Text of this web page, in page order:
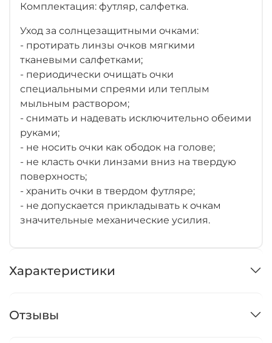
Комплектация: футляр, салфетка.
Уход за солнцезащитными очками:
- протирать линзы очков мягкими
тканевыми салфетками;
- периодически очищать очки
специальными спреями или теплым
мыльным раствором;
- снимать и надевать исключительно обеими
руками;
- не носить очки как ободок на голове;
- не класть очки линзами вниз на твердую
поверхность;
- хранить очки в твердом футляре;
- не допускается прикладывать к очкам
значительные механические усилия.
Характеристики
Отзывы